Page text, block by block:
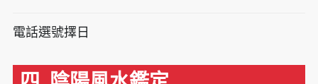
電話選號擇日